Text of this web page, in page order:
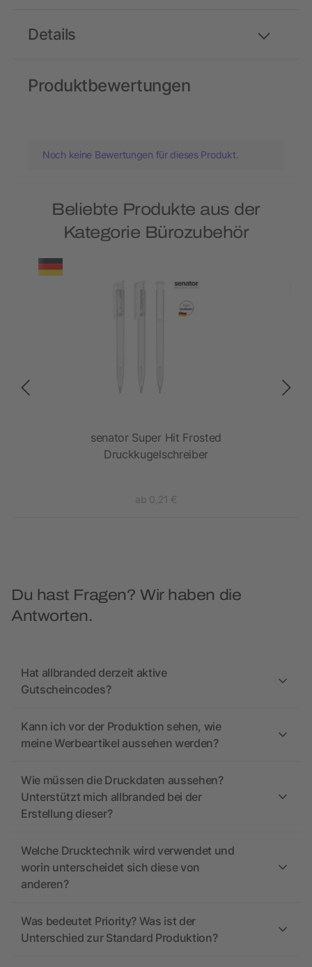
Details
Produktbewertungen
Noch keine Bewertungen für dieses Produkt.
Beliebte Produkte aus der
Kategorie Bürozubehör
senator Super Hit Frosted
Druckkugelschreiber
ab 0,21 €
Du hast Fragen? Wir haben die
Antworten.
Hat allbranded derzeit aktive
Gutscheincodes?
Kann ich vor der Produktion sehen, wie
meine Werbeartikel aussehen werden?
Wie müssen die Druckdaten aussehen?
Unterstützt mich allbranded bei der
Erstellung dieser?
Welche Drucktechnik wird verwendet und
worin unterscheidet sich diese von
anderen?
Was bedeutet Priority? Was ist der
Unterschied zur Standard Produktion?